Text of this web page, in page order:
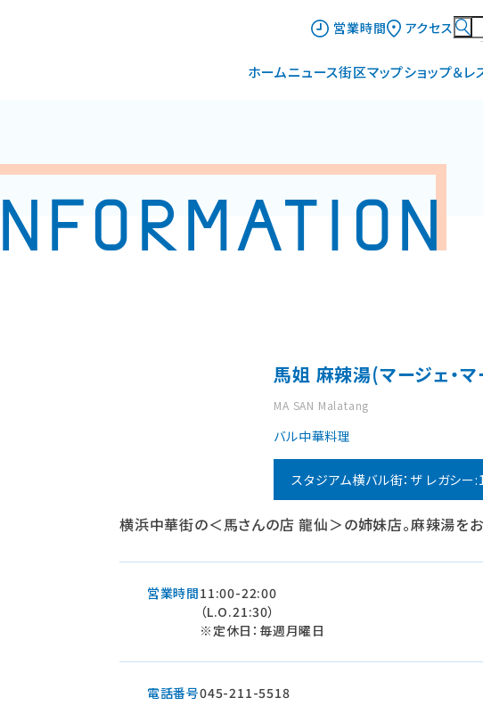
営業時間 アクセス
ホームニュース
ショップニュース
街区マップショップ＆レ
INFORMATION
馬姐 麻辣湯(マージェ・マ
MA SAN Malatang
バル中華料理
スタジアム横バル街：ザ レガシー
横浜中華街の＜馬さんの店 龍仙＞の姉妹店。麻辣湯をお
営業時間11:00-22:00
（L.O.21:30）
※定休日：毎週月曜日
電話番号045-211-5518